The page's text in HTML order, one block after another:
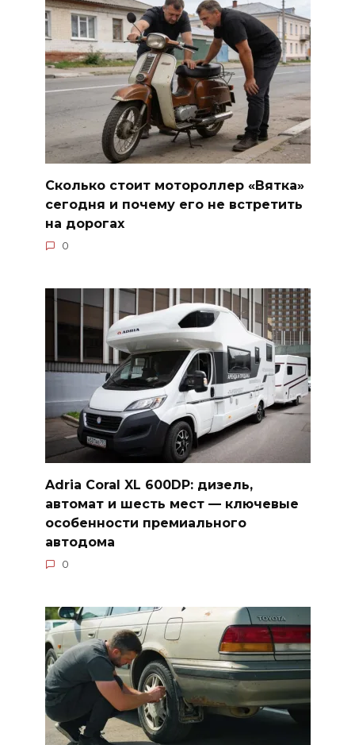
Сколько стоит мотороллер «Вятка»
сегодня и почему его не встретить
на дорогах
0
Adria Coral XL 600DP: дизель,
автомат и шесть мест — ключевые
особенности премиального
автодома
0